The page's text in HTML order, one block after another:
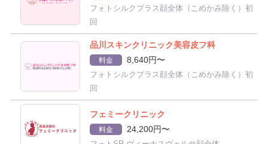
フォトシルクプラス顔全体（こめかみ除く）初
回
品川スキンクリニック美容皮フ科
料金 8,640円〜
フォトシルクプラス顔全体（こめかみ除く）初
回
フェミークリニック
料金 24,200円〜